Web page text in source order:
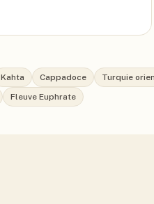
Kahta Cappadoce Turquie
Fleuve Euphrate